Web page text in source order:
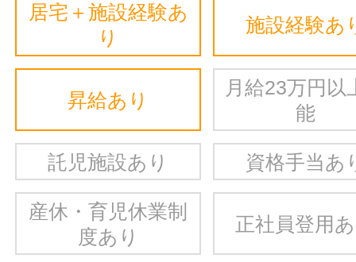
居宅＋施設経験あ
り
施設経験あ
昇給あり
月給23万円以
能
託児施設あり 資格手当あ
産休・育児休業制
度あり
正社員登用